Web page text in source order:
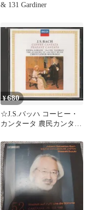
& 131 Gardiner
¥680
☆J.S.バッハ コーヒー・
カンタータ 農民カンター